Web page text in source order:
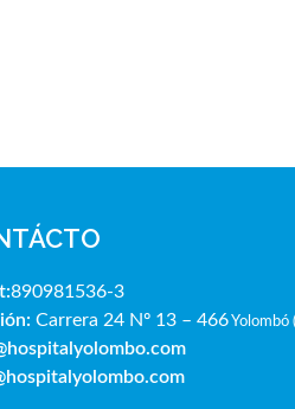
890981536-3
Carrera 24 Nº 13 – 466Yolombó